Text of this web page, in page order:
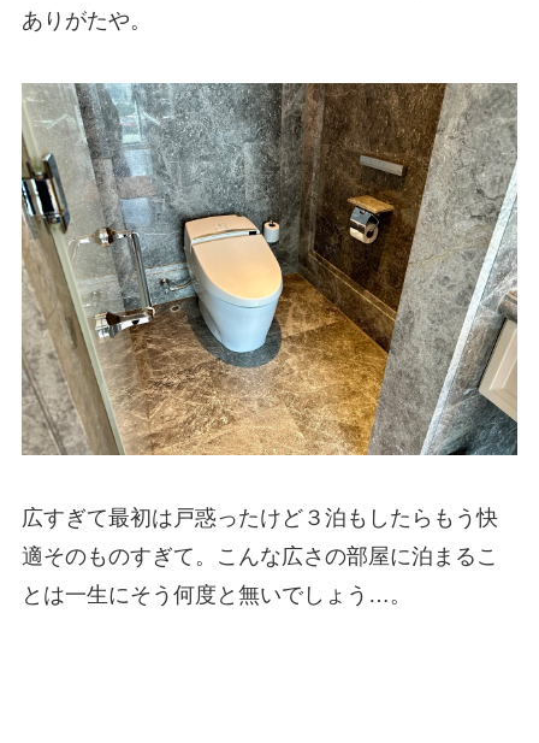
ありがたや。
広すぎて最初は戸惑ったけど３泊もしたらもう快
適そのものすぎて。こんな広さの部屋に泊まるこ
とは一生にそう何度と無いでしょう…。